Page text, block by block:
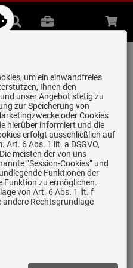
Suche
B2B Beratung
SE7 K-Series. 3
B6350.0SE7
um ein einwandfreies
Ihnen den
unser Angebot stetig zu
zur Speicherung von
oder Cookies
hierüber informiert und die
erfolgt ausschließlich auf
Art. 6 Abs. 1 lit. a DSGVO,
meisten der von uns
“Session-Cookies” und
Funktionen der
Funktion zu ermöglichen.
von Art. 6 Abs. 1 lit. f
andere Rechtsgrundlage